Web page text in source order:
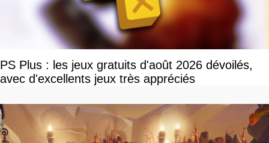
PS Plus : les jeux gratuits d'août 2026 dévoilés,
avec d'excellents jeux très appréciés